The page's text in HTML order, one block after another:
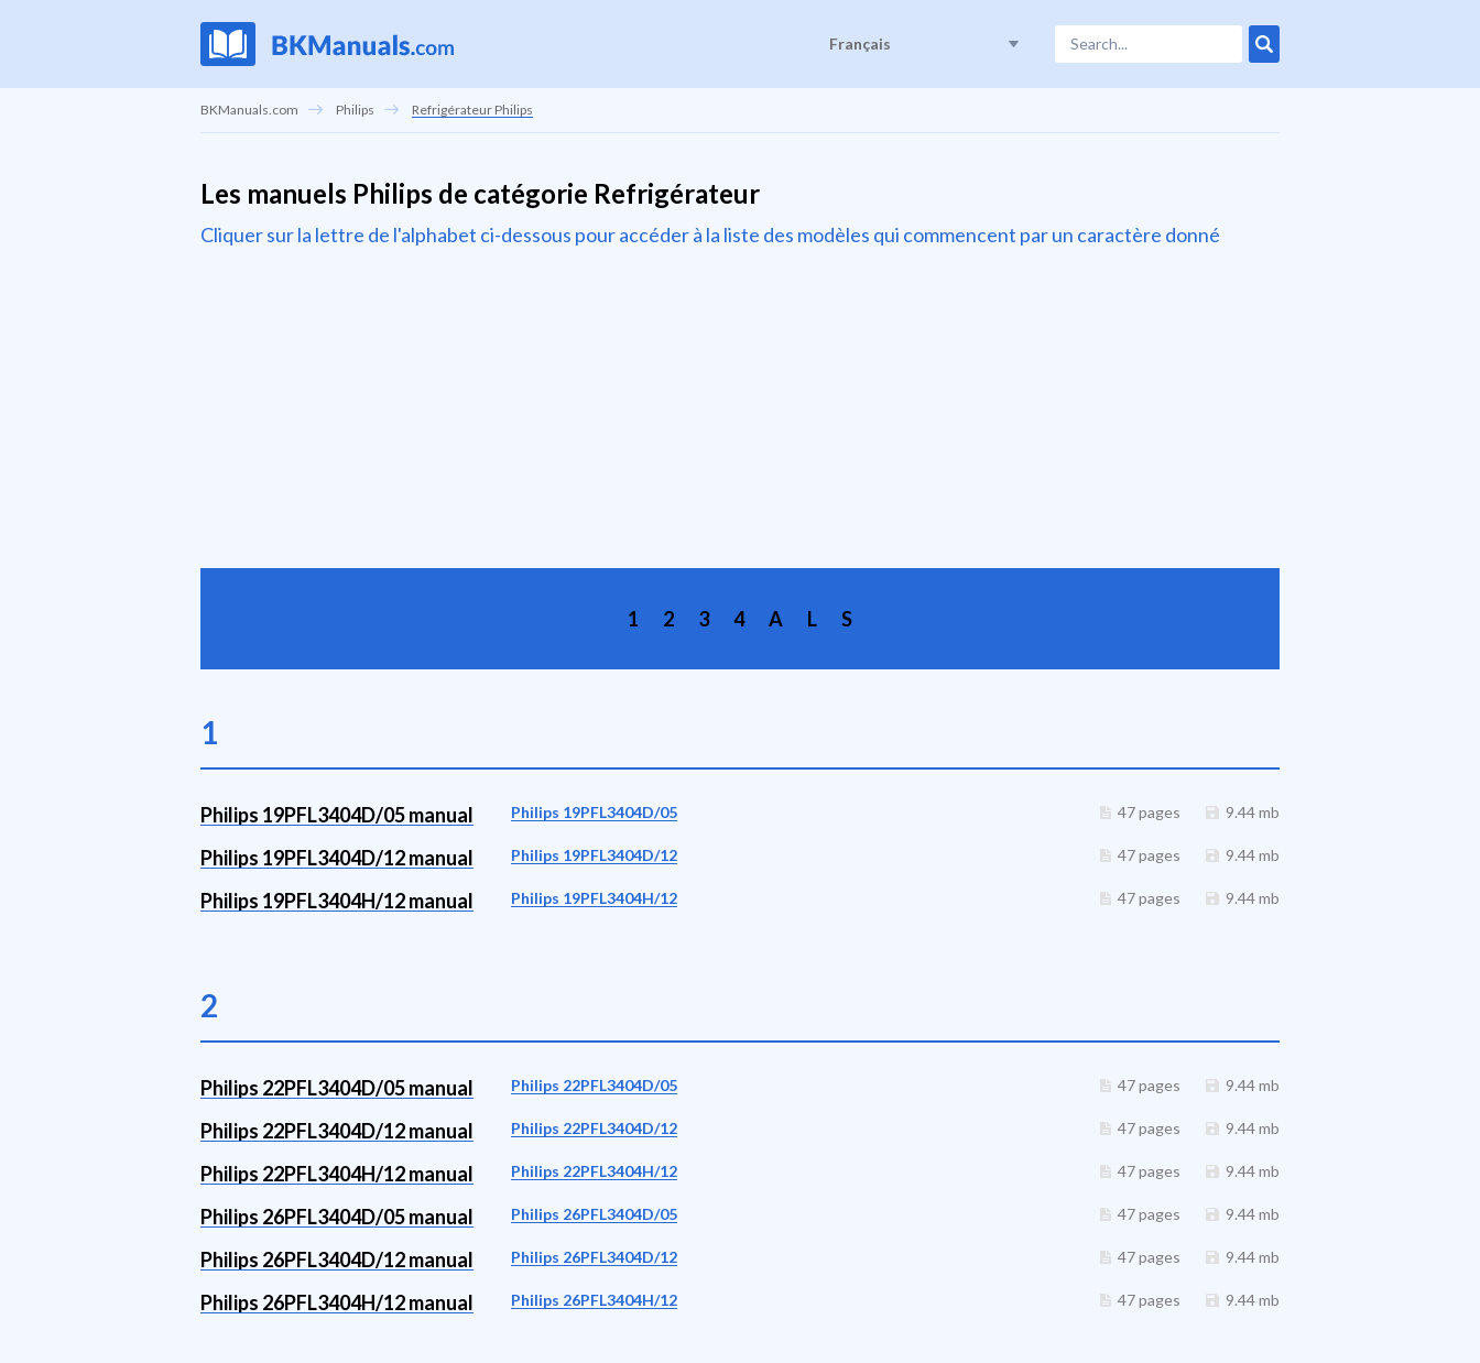
Français
BKManuals.com Philips Refrigérateur Philips
Les manuels Philips de catégorie Refrigérateur
Cliquer sur la lettre de l'alphabet ci-dessous pour accéder à la liste des modèles qui commencent par un caractère donné
1 2 3 4 A L S
1
Philips 19PFL3404D/05 manual Philips 19PFL3404D/05 47 pages 9.44 mb
Philips 19PFL3404D/12 manual Philips 19PFL3404D/12 47 pages 9.44 mb
Philips 19PFL3404H/12 manual Philips 19PFL3404H/12 47 pages 9.44 mb
2
Philips 22PFL3404D/05 manual Philips 22PFL3404D/05 47 pages 9.44 mb
Philips 22PFL3404D/12 manual Philips 22PFL3404D/12 47 pages 9.44 mb
Philips 22PFL3404H/12 manual Philips 22PFL3404H/12 47 pages 9.44 mb
Philips 26PFL3404D/05 manual Philips 26PFL3404D/05 47 pages 9.44 mb
Philips 26PFL3404D/12 manual Philips 26PFL3404D/12 47 pages 9.44 mb
Philips 26PFL3404H/12 manual Philips 26PFL3404H/12 47 pages 9.44 mb